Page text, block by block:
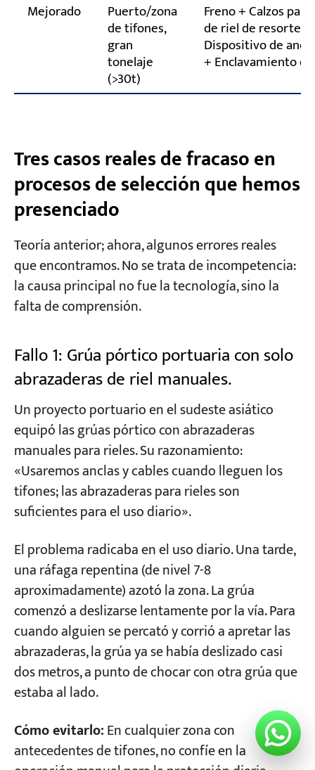
Mejorado Puerto/zona
de tifones,
gran
tonelaje
(>30t)
Freno + Calzos
de riel de resorte
Dispositivo de
+ Enclavamiento
Tres casos reales de fracaso en
procesos de selección que hemos
presenciado
Teoría anterior; ahora, algunos errores reales
que encontramos. No se trata de incompetencia:
la causa principal no fue la tecnología, sino la
falta de comprensión.
Fallo 1: Grúa pórtico portuaria con solo
abrazaderas de riel manuales.
Un proyecto portuario en el sudeste asiático
equipó las grúas pórtico con abrazaderas
manuales para rieles. Su razonamiento:
«Usaremos anclas y cables cuando lleguen los
tifones; las abrazaderas para rieles son
suficientes para el uso diario».
El problema radicaba en el uso diario. Una tarde,
una ráfaga repentina (de nivel 7-8
aproximadamente) azotó la zona. La grúa
comenzó a deslizarse lentamente por la vía. Para
cuando alguien se percató y corrió a apretar las
abrazaderas, la grúa ya se había deslizado casi
dos metros, a punto de chocar con otra grúa que
estaba al lado.
Cómo evitarlo:En cualquier zona con
antecedentes de tifones, no confíe en la